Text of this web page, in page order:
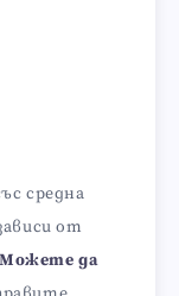
средна
от
Можете да